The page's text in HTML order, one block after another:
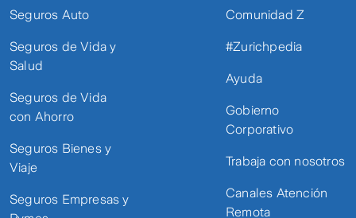
Seguros Auto
Seguros de Vida y
Salud
Seguros de Vida
con Ahorro
Seguros Bienes y
Viaje
Seguros Empresas y
Comunidad Z
#Zurichpedia
Ayuda
Gobierno
Corporativo
Trabaja con nosotros
Canales Atención
Remota